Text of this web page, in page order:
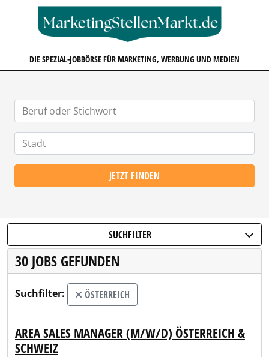
DIE SPEZIAL-JOBBÖRSE FÜR MARKETING, WERBUNG UND MEDIEN
JETZT FINDEN
SUCHFILTER
30 JOBS GEFUNDEN
Suchfilter: ÖSTERREICH
AREA SALES MANAGER (M/W/D) ÖSTERREICH &
SCHWEIZ